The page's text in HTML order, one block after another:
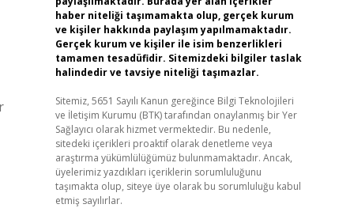
haber niteliği taşımamakta olup, gerçek kurum
ve kişiler hakkında paylaşım yapılmamaktadır.
Gerçek kurum ve kişiler ile isim benzerlikleri
tamamen tesadüfidir. Sitemizdeki bilgiler taslak
halindedir ve tavsiye niteliği taşımazlar.
Sitemiz, 5651 Sayılı Kanun gereğince Bilgi Teknolojileri
ve İletişim Kurumu (BTK) tarafından onaylanmış bir Yer
Sağlayıcı olarak hizmet vermektedir. Bu nedenle,
sitedeki içerikleri proaktif olarak denetleme veya
araştırma yükümlülüğümüz bulunmamaktadır. Ancak,
üyelerimiz yazdıkları içeriklerin sorumluluğunu
taşımakta olup, siteye üye olarak bu sorumluluğu kabul
etmiş sayılırlar.